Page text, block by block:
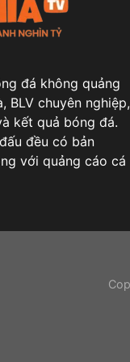
đá không quảng
BLV chuyên nghiệp,
kết quả bóng đá.
đều có bản
với quảng cáo cá